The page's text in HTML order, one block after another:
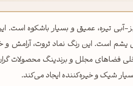
116979، یک سبز-آبی تیره، عمیق و بسیار
است. این رنگ نماد ثروت، آرامش و
فضاهای مجلل و برندینگ محصولات
شیک و خیره‌کننده ایجاد می‌کند.